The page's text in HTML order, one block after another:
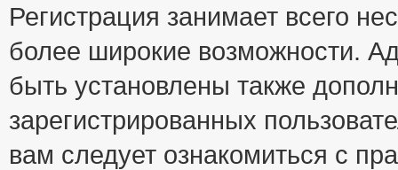
Регистрация занимает всего
более широкие возможности.
быть установлены также
зарегистрированных
вам следует ознакомиться с